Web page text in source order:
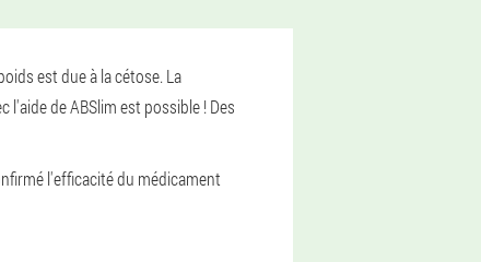
est due à la cétose. La
de ABSlim est possible ! Des
l'efficacité du médicament